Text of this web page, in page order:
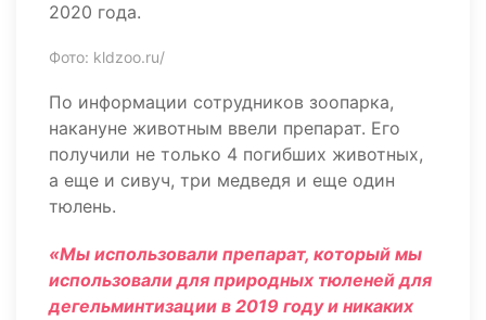
2020 года.
Фото: kldzoo.ru/
По информации сотрудников зоопарка,
накануне животным ввели препарат. Его
получили не только 4 погибших животных,
а еще и сивуч, три медведя и еще один
тюлень.
«Мы использовали препарат, который мы
использовали для природных тюленей для
дегельминтизации в 2019 году и никаких